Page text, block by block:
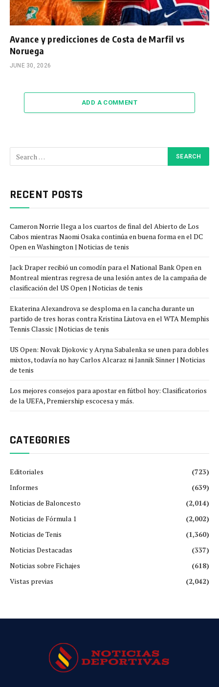
Avance y predicciones de Costa de Marfil vs
Noruega
JUNE 30, 2026
ADD A COMMENT
RECENT POSTS
Cameron Norrie llega a los cuartos de final del Abierto de Los
Cabos mientras Naomi Osaka continúa en buena forma en el DC
Open en Washington | Noticias de tenis
Jack Draper recibió un comodín para el National Bank Open en
Montreal mientras regresa de una lesión antes de la campaña de
clasificación del US Open | Noticias de tenis
Ekaterina Alexandrova se desploma en la cancha durante un
partido de tres horas contra Kristina Liutova en el WTA Memphis
Tennis Classic | Noticias de tenis
US Open: Novak Djokovic y Aryna Sabalenka se unen para dobles
mixtos, todavía no hay Carlos Alcaraz ni Jannik Sinner | Noticias
de tenis
Los mejores consejos para apostar en fútbol hoy: Clasificatorios
de la UEFA, Premiership escocesa y más.
CATEGORIES
Editoriales
(723)
Informes
(639)
Noticias de Baloncesto
(2,014)
Noticias de Fórmula 1
(2,002)
Noticias de Tenis
(1,360)
Noticias Destacadas
(337)
Noticias sobre Fichajes
(618)
Vistas previas
(2,042)